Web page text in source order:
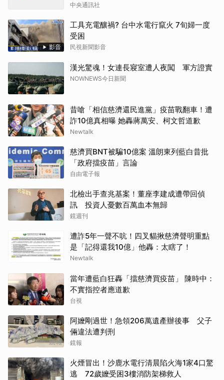
中央通訊社
影音
工具充電釀禍? 台中水電行竄火 7旬婦一度
受困
民視新聞影音
漢光驚魂！女連長寢室遭人夜闖 軍方證實
NOWNEWS今日新聞
昔嗆「相信慈濟還民進黨」疫苗戰翻車！遭
詐10億真相曝 她轟蔣萬安、柯文哲道歉
Newtalk
慈濟買BNT被騙10億案 溫朗東列藍白昔批
「政府擋疫苗」言論
自由電子報
北檢出手查兆基案！董座李建成遭帶回偵
訊 投資人憂數百萬血本無歸
鏡週刊
遭詐5年一聲不吭！四叉貓揪慈濟聲明重點
是「記得還我10億」他轟：太瞎了！
Newtalk
當年遭藍白狂轟「擋慈濟買疫苗」 陳時中：
不實指控者應道歉
台視
阿嬤剛過世！急領206萬遺產辦後事 父子
倆違法遭判刑
鏡報
火煙冒出！沙鹿水電行清晨陷火海1家4口驚
逃 72歲嬤受困3樓消防架梯救人